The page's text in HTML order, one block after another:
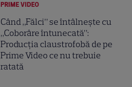
PRIME VIDEO
Când „Fălci” se întâlnește cu
„Coborâre întunecată”:
Producția claustrofobă de pe
Prime Video ce nu trebuie
ratată